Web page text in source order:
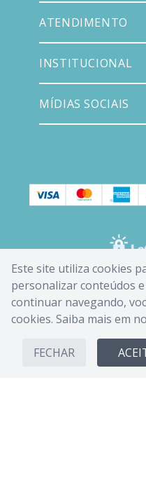
Este site utiliza cookies
personalizar conteúdos
continuar navegando,
cookies. Saiba mais em
FECHAR
ATENDIMENTO
INSTITUCIONAL
MÍDIAS SOCIAIS